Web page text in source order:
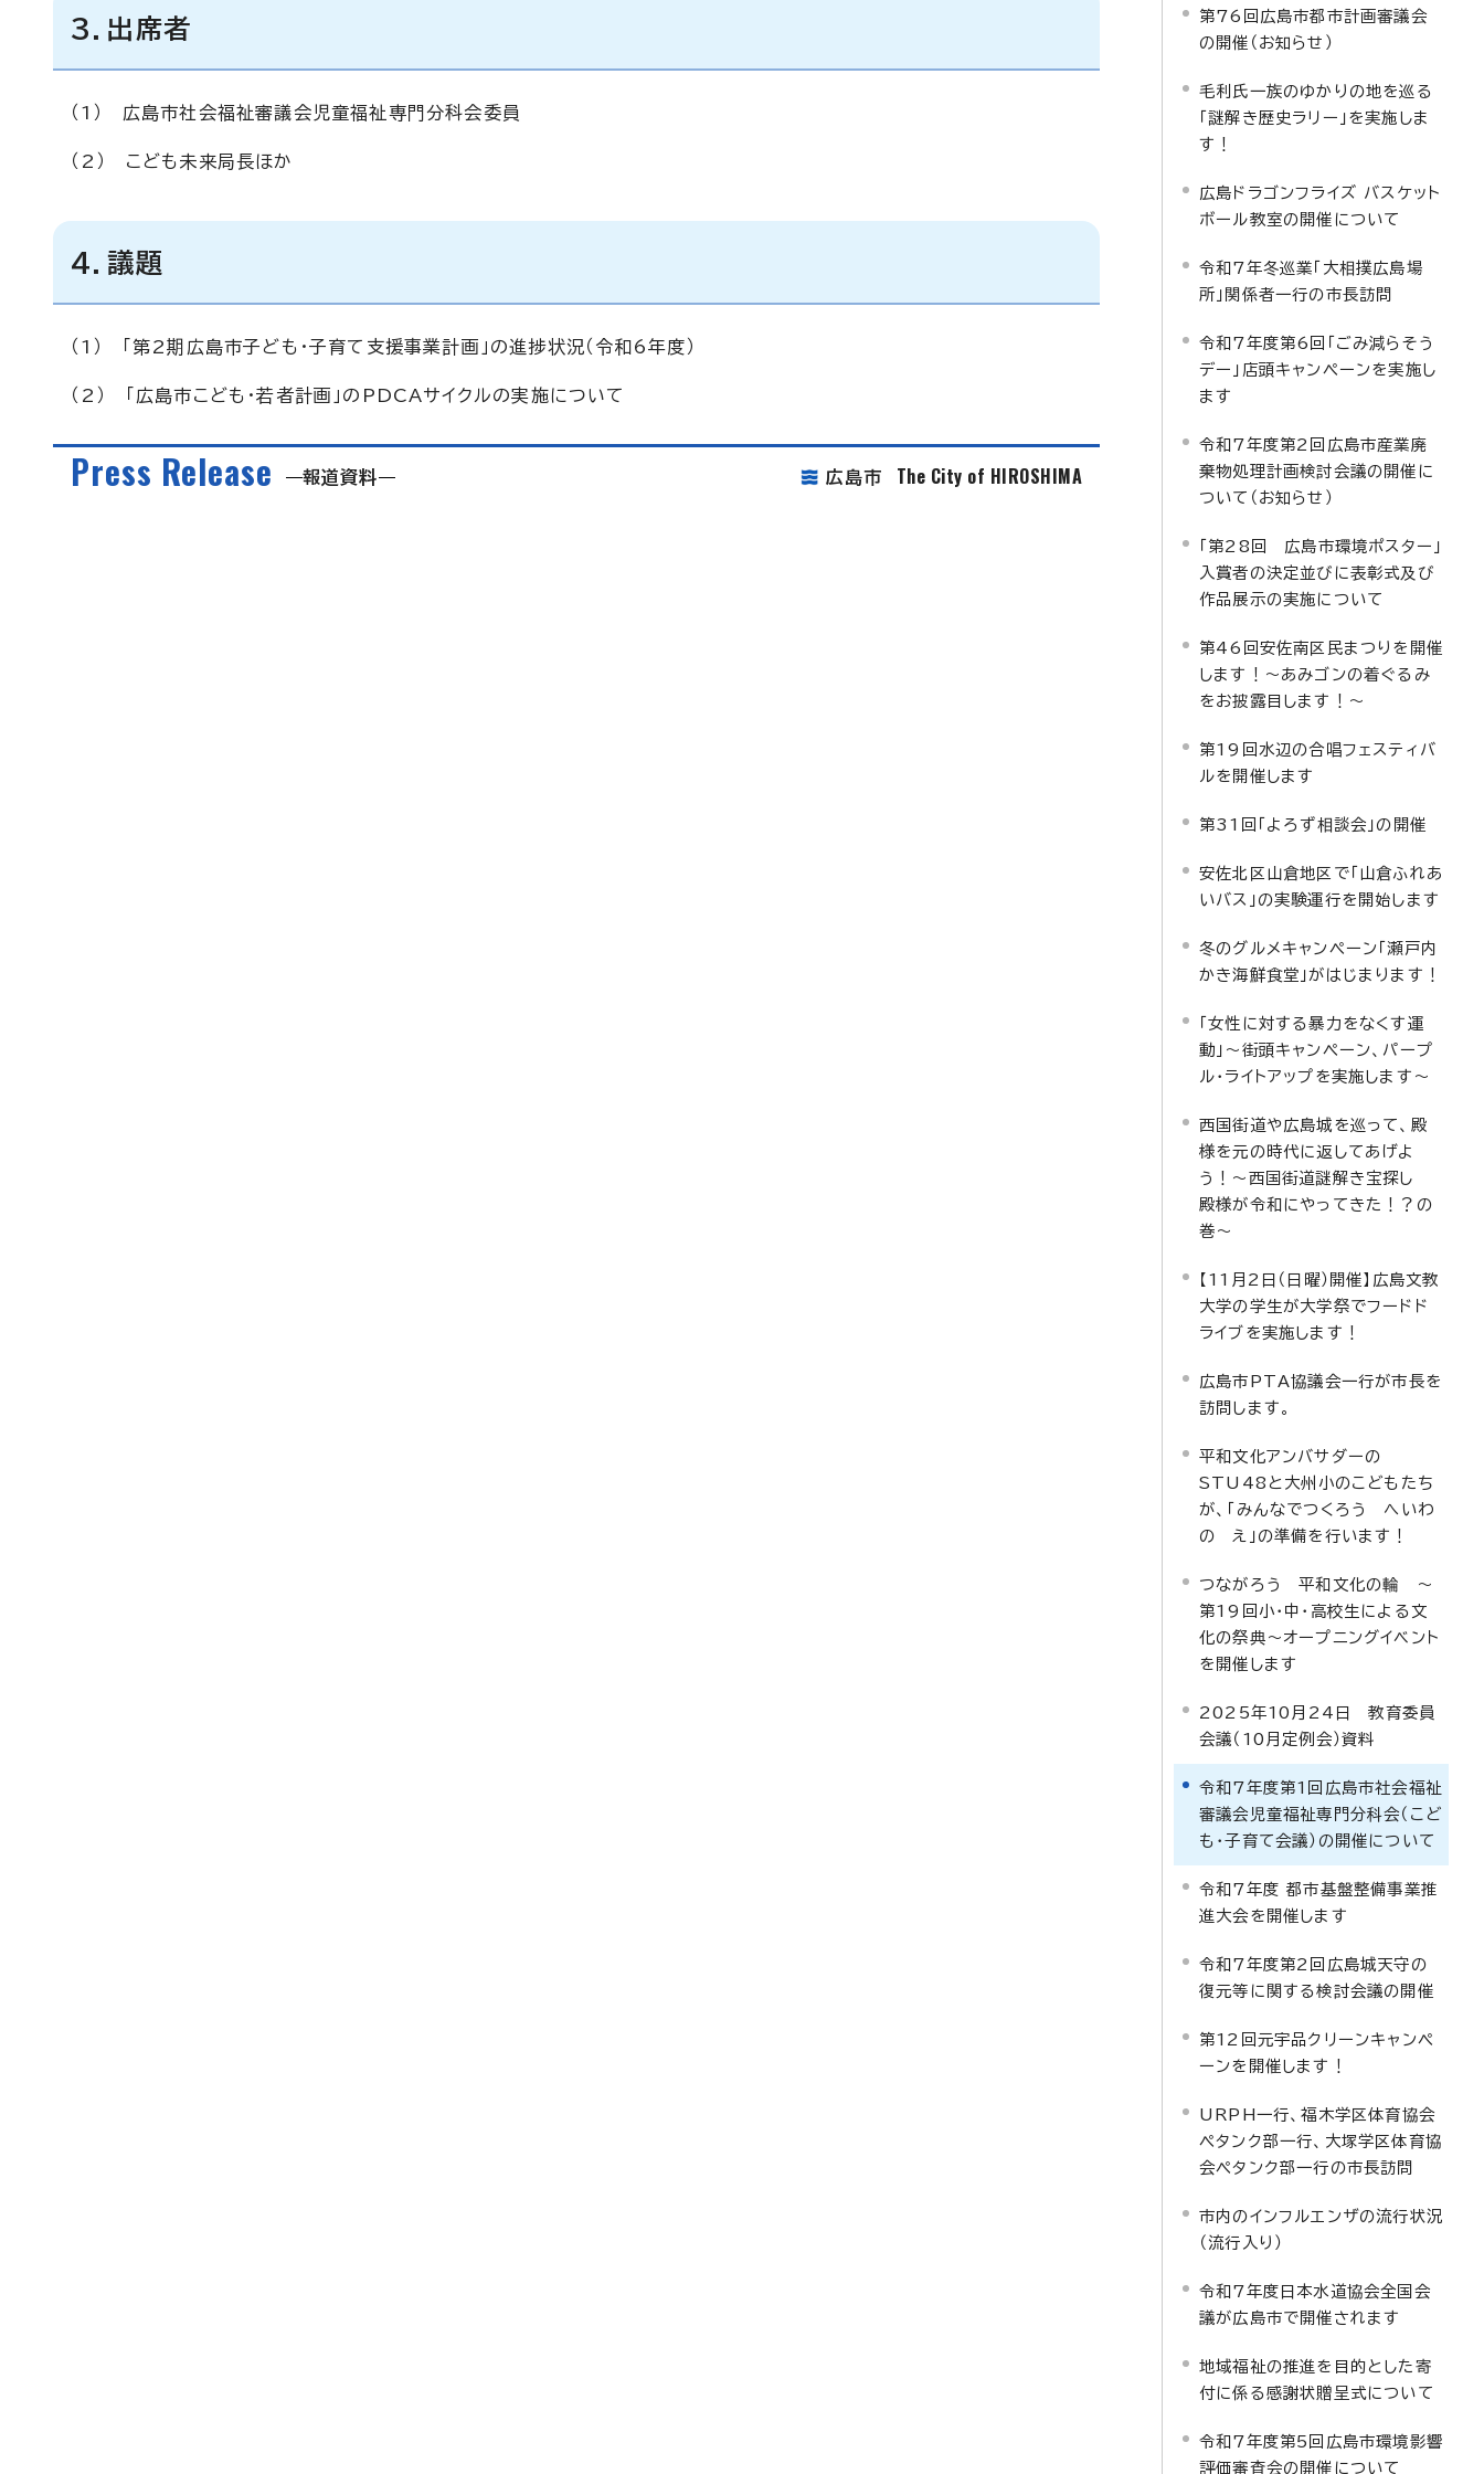
3．出席者
（1） 広島市社会福祉審議会児童福祉専門分科会委員
（2） こども未来局長ほか
4．議題
（1） 「第2期広島市子ども・子育て支援事業計画」の進捗状況（令和6年度）
（2） 「広島市こども・若者計画」のPDCAサイクルの実施について
Press Release 報道資料 広島市 The City of HIROSHIMA
第76回広島市都市計画審議会
の開催（お知らせ）
毛利氏一族のゆかりの地を巡る
「謎解き歴史ラリー」を実施しま
す！
広島ドラゴンフライズ バスケット
ボール教室の開催について
令和7年冬巡業「大相撲広島場
所」関係者一行の市長訪問
令和7年度第6回「ごみ減らそう
デー」店頭キャンペーンを実施し
ます
令和7年度第2回広島市産業廃
棄物処理計画検討会議の開催に
ついて（お知らせ）
「第28回 広島市環境ポスター」
入賞者の決定並びに表彰式及び
作品展示の実施について
第46回安佐南区民まつりを開催
します！～あみゴンの着ぐるみ
をお披露目します！～
第19回水辺の合唱フェスティバ
ルを開催します
第31回「よろず相談会」の開催
安佐北区山倉地区で「山倉ふれあ
いバス」の実験運行を開始します
冬のグルメキャンペーン「瀬戸内
かき海鮮食堂」がはじまります！
「女性に対する暴力をなくす運
動」～街頭キャンペーン、パープ
ル・ライトアップを実施します～
西国街道や広島城を巡って、殿
様を元の時代に返してあげよ
う！～西国街道謎解き宝探し
殿様が令和にやってきた！？の
巻～
【11月2日（日曜）開催】広島文教
大学の学生が大学祭でフードド
ライブを実施します！
広島市PTA協議会一行が市長を
訪問します。
平和文化アンバサダーの
STU48と大州小のこどもたち
が、「みんなでつくろう へいわ
の え」の準備を行います！
つながろう 平和文化の輪 ～
第19回小・中・高校生による文
化の祭典～オープニングイベント
を開催します
2025年10月24日 教育委員
会議（10月定例会）資料
令和7年度第1回広島市社会福祉
審議会児童福祉専門分科会（こど
も・子育て会議）の開催について
令和7年度 都市基盤整備事業推
進大会を開催します
令和7年度第2回広島城天守の
復元等に関する検討会議の開催
第12回元宇品クリーンキャンペ
ーンを開催します！
URPH一行、福木学区体育協会
ペタンク部一行、大塚学区体育協
会ペタンク部一行の市長訪問
市内のインフルエンザの流行状況
（流行入り）
令和7年度日本水道協会全国会
議が広島市で開催されます
地域福祉の推進を目的とした寄
付に係る感謝状贈呈式について
令和7年度第5回広島市環境影響
評価審査会の開催について